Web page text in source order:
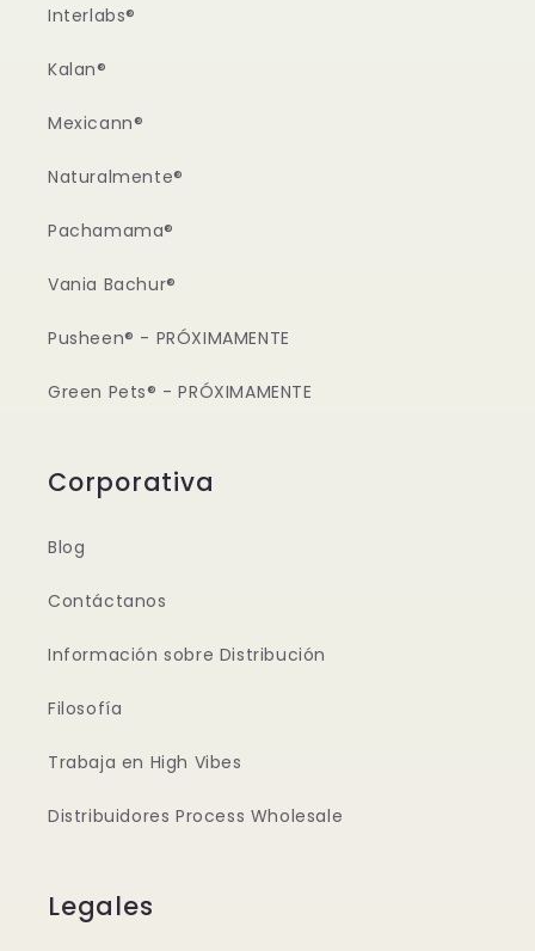
Interlabs®
Kalan®
Mexicann®
Naturalmente®
Pachamama®
Vania Bachur®
Pusheen® - PRÓXIMAMENTE
Green Pets® - PRÓXIMAMENTE
Corporativa
Blog
Contáctanos
Información sobre Distribución
Filosofía
Trabaja en High Vibes
Distribuidores Process Wholesale
Legales